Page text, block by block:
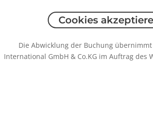
Cookies
Die Abwicklung der Buchung
International GmbH & Co.KG im Auftrag des